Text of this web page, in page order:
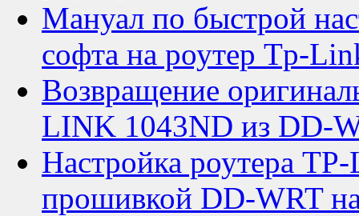
Мануал по быстрой
софта на роутер Tp-
Возвращение
LINK 1043ND из DD-
Настройка роутера
прошивкой DD-WRT